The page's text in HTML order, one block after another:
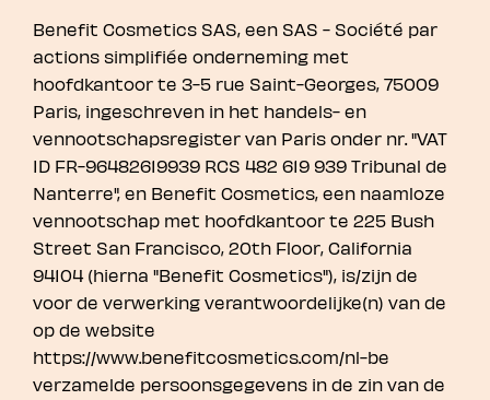
Benefit Cosmetics SAS, een SAS - Société par
actions simplifiée onderneming met
hoofdkantoor te 3-5 rue Saint-Georges, 75009
Paris, ingeschreven in het handels- en
vennootschapsregister van Paris onder nr. "VAT
ID FR-96482619939 RCS 482 619 939 Tribunal de
Nanterre", en Benefit Cosmetics, een naamloze
vennootschap met hoofdkantoor te 225 Bush
Street San Francisco, 20th Floor, California
94104 (hierna "Benefit Cosmetics"), is/zijn de
voor de verwerking verantwoordelijke(n) van de
op de website
https://www.benefitcosmetics.com/nl-be
verzamelde persoonsgegevens in de zin van de